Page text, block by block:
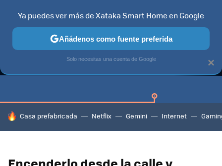
GUÍAS DE COMPRA CAZANDO GANGAS OFERTAS EN
HOY SE HABLA DE
Casa prefabricada Netflix Gemini Internet
×
Ya puedes ver más de Xataka Smart Home en Google
Añádenos como fuente preferida
Solo necesitas una cuenta de Google